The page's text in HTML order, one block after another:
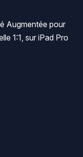
Augmentée pour
1:1, sur iPad Pro